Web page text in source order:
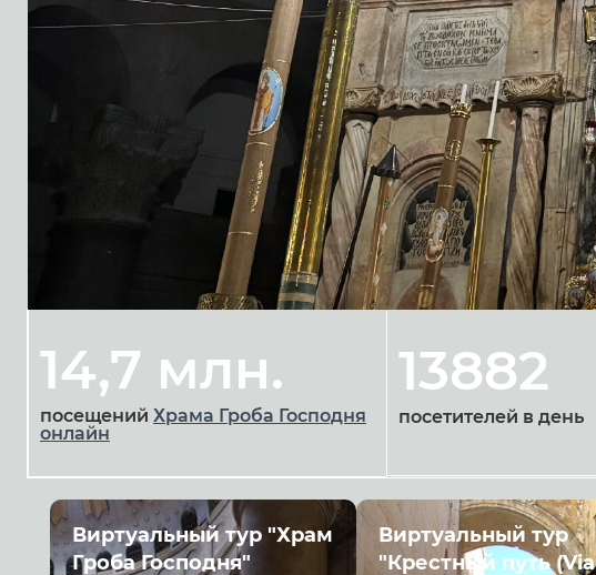
14,7 млн.
посещений Храма Гроба Господня
онлайн
13882
посетителей в день
Виртуальный тур "Храм
Гроба Господня"
Виртуальный тур
"Крестный путь (Via